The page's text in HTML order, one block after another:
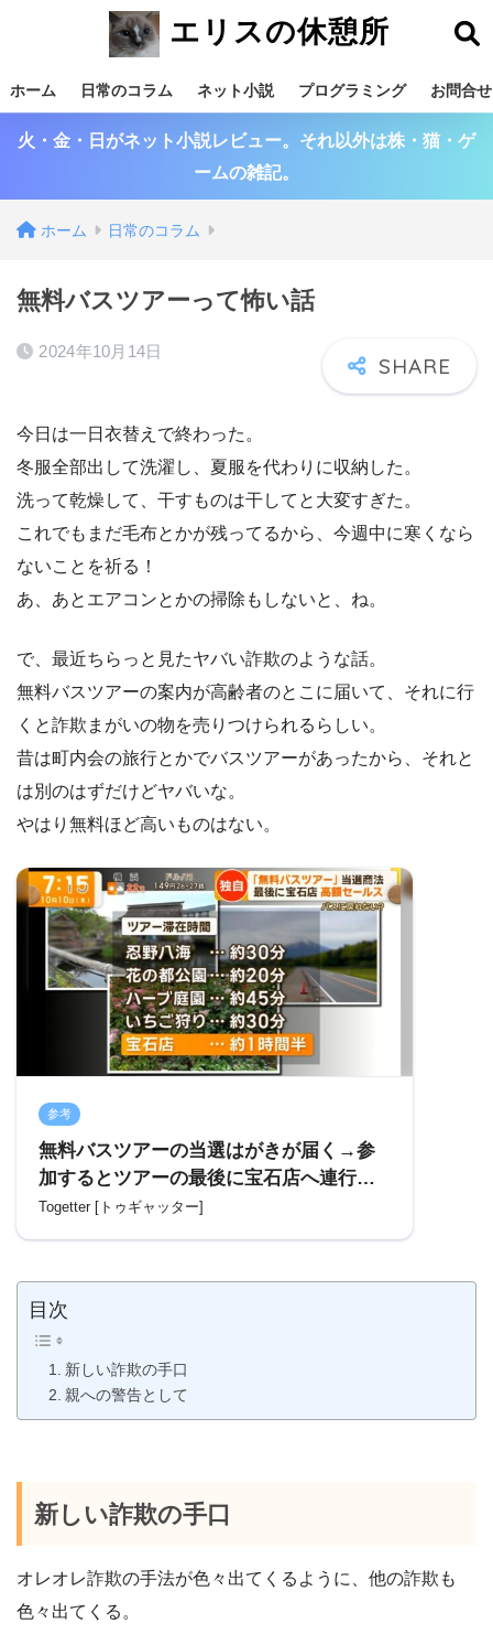
エリスの休憩所
ホーム 日常のコラム ネット小説 プログラミング お問合せ
火・金・日がネット小説レビュー。それ以外は株・猫・ゲ
ームの雑記。
ホーム 日常のコラム
無料バスツアーって怖い話
2024年10月14日
今日は一日衣替えで終わった。
冬服全部出して洗濯し、夏服を代わりに収納した。
洗って乾燥して、干すものは干してと大変すぎた。
これでもまだ毛布とかが残ってるから、今週中に寒くなら
ないことを祈る！
あ、あとエアコンとかの掃除もしないと、ね。
で、最近ちらっと見たヤバい詐欺のような話。
無料バスツアーの案内が高齢者のとこに届いて、それに行
くと詐欺まがいの物を売りつけられるらしい。
昔は町内会の旅行とかでバスツアーがあったから、それと
は別のはずだけどヤバいな。
やはり無料ほど高いものはない。
参考
無料バスツアーの当選はがきが届く→参
加するとツアーの最後に宝石店へ連行さ
れる→時間が来るまで退店不可「高齢者
Togetter [トゥギャッター]
目次
新しい詐欺の手口
親への警告として
新しい詐欺の手口
オレオレ詐欺の手法が色々出てくるように、他の詐欺も
色々出てくる。